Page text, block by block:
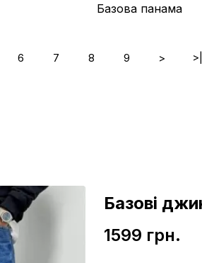
Базова панама
6 7 8 9 > >|
Базові
1599 грн.